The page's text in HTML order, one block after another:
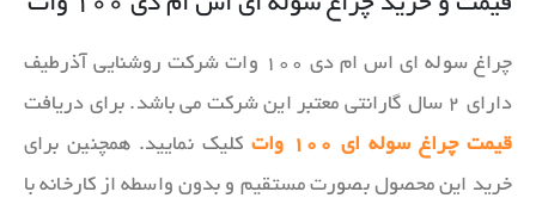
چراغ سوله ای اس ام دی ۱۰۰ وات شرکت روشنایی آذرطیف
دارای ۲ سال گارانتی معتبر این شرکت می باشد. برای دریافت
قیمت چراغ سوله ای ۱۰۰ وات
کلیک نمایید. همچنین برای
خرید این محصول بصورت مستقیم و بدون واسطه از کارخانه با